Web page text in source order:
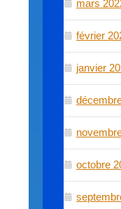
mars
février
janvier
octobre